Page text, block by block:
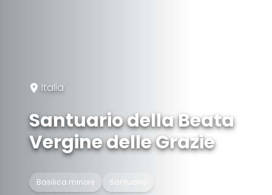
Italia
Santuario della Beata
Vergine delle Grazie
Basilica minore Santuario